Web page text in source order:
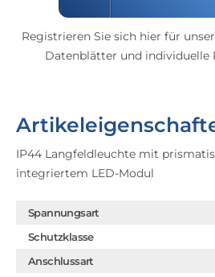
Registrieren Sie sich hier für
Datenblätter und individuelle
IP44 Langfeldleuchte mit
integriertem LED-Modul
Spannungsart
Schutzklasse
Anschlussart